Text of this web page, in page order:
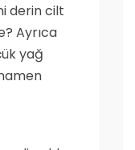
derin cilt
Ayrıca
yağ